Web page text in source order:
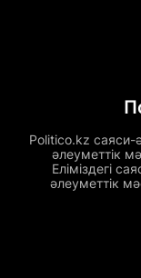
Politico.kz саяси-
әлеуметтік
Еліміздегі
әлеуметтік